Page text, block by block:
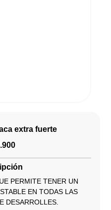
extra fuerte
PERMITE TENER UN
EN TODAS LAS
DESARROLLES.